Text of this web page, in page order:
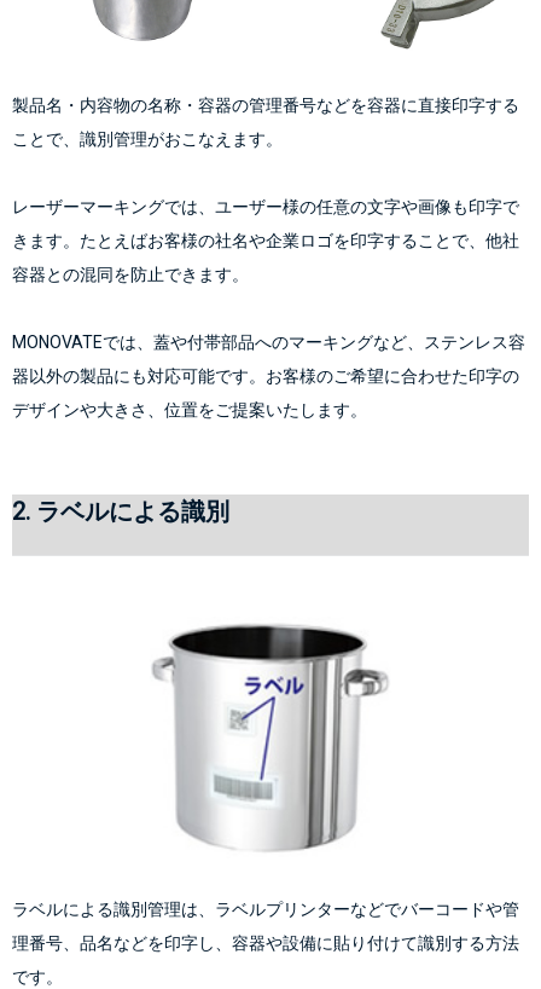
製品名・内容物の名称・容器の管理番号などを容器に直接印字する
ことで、識別管理がおこなえます。
レーザーマーキングでは、ユーザー様の任意の文字や画像も印字で
きます。たとえばお客様の社名や企業ロゴを印字することで、他社
容器との混同を防止できます。
MONOVATEでは、蓋や付帯部品へのマーキングなど、ステンレス容
器以外の製品にも対応可能です。お客様のご希望に合わせた印字の
デザインや大きさ、位置をご提案いたします。
2. ラベルによる識別
ラベルによる識別管理は、ラベルプリンターなどでバーコードや管
理番号、品名などを印字し、容器や設備に貼り付けて識別する方法
です。